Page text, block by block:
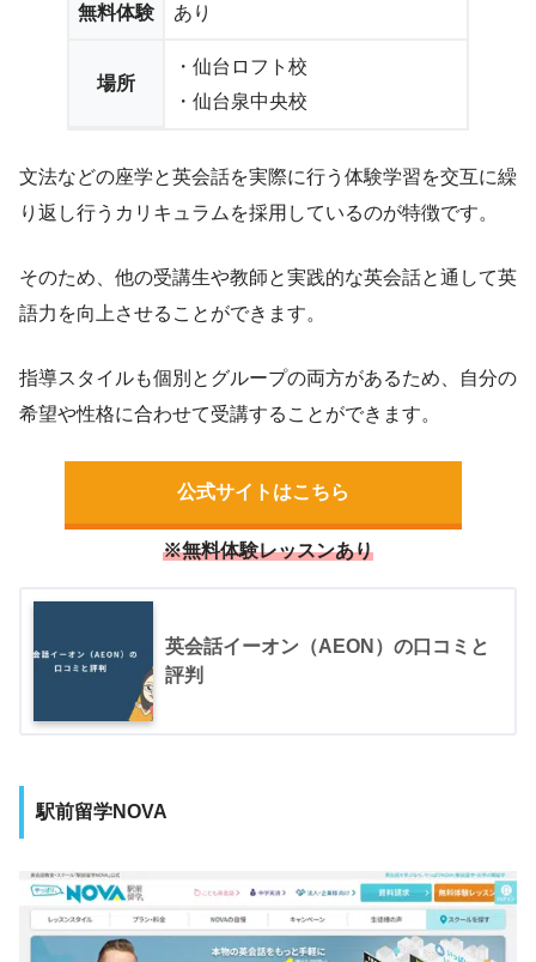
無料体験 あり
場所
・仙台ロフト校
・仙台泉中央校
文法などの座学と英会話を実際に行う体験学習を交互に繰
り返し行うカリキュラムを採用しているのが特徴です。
そのため、他の受講生や教師と実践的な英会話と通して英
語力を向上させることができます。
指導スタイルも個別とグループの両方があるため、自分の
希望や性格に合わせて受講することができます。
公式サイトはこちら
※無料体験レッスンあり
英会話イーオン（AEON）の口コミと
評判
駅前留学NOVA